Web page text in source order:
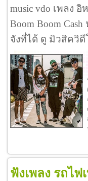
music vdo เพลง อิ
Boom Boom
จังที่ได้ ดู มิวสิควิดี
ฟังเพลง รถไฟ